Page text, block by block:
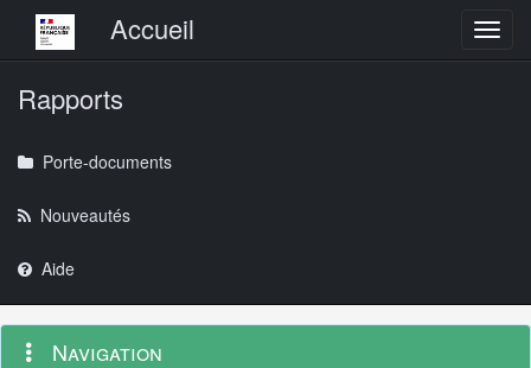
Menu principalAccueil
Rapports
Porte-documents
Nouveautés
Aide
Navigation
Menu
contextuel
Navigation